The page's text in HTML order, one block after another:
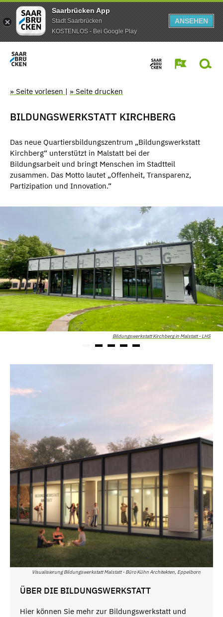
Saarbrücken App
Stadt Saarbrücken
KOSTENLOS - Bei Google Play
ANSEHEN
» Seite vorlesen | » Seite drucken
BILDUNGSWERKSTATT KIRCHBERG
Das neue Quartiersbildungszentrum „Bildungswerkstatt
Kirchberg“ unterstützt in Malstatt bei der
Bildungsarbeit und bringt Menschen im Stadtteil
zusammen. Das Motto lautet „Offenheit, Transparenz,
Partizipation und Innovation.“
Bildungswerkstatt Kirchberg in Malstatt - LHS
Visualisierung Bildungswerkstatt Malstatt - Büro Kühn Architekten, Eppelborn
ÜBER DIE BILDUNGSWERKSTATT
Hier können Sie mehr zur Bildungswerkstatt und